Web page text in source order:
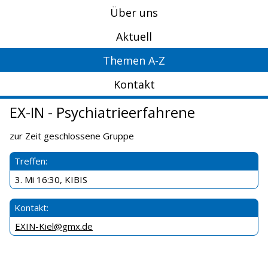
Über uns
Aktuell
Themen A-Z
Kontakt
EX-IN - Psychiatrieerfahrene
zur Zeit geschlossene Gruppe
Treffen:
3. Mi 16:30, KIBIS
Kontakt:
EXIN-Kiel@gmx.de